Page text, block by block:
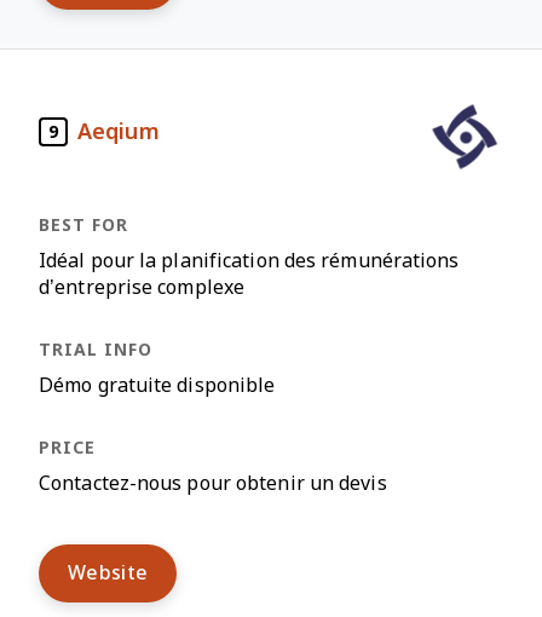
9 Aeqium
Idéal pour la planification des rémunérations
d’entreprise complexe
Démo gratuite disponible
Contactez-nous pour obtenir un devis
Website